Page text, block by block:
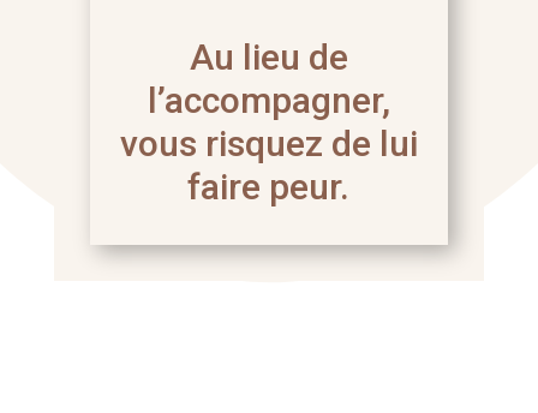
Au lieu de
l’accompagner,
vous risquez de lui
faire peur.